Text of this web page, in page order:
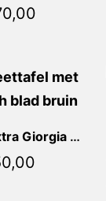
Marrone Extra Giorgia Rond